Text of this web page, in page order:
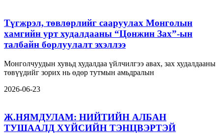
Түгжрэл, төвлөрлийг сааруулах Монголын
хамгийн урт худалдааны “Цонжин Зах”-ын
талбайн борлуулалт эхэллээ
Монголчуудын хувьд худалдаа үйлчилгээ авах, зах худалдааны
төвүүдийг зорих нь өдөр тутмын амьдралын
2026-06-23
Ж.НЯМДУЛАМ: НИЙТИЙН АЛБАН
ТУШААЛД ХҮЙСИЙН ТЭНЦВЭРТЭЙ